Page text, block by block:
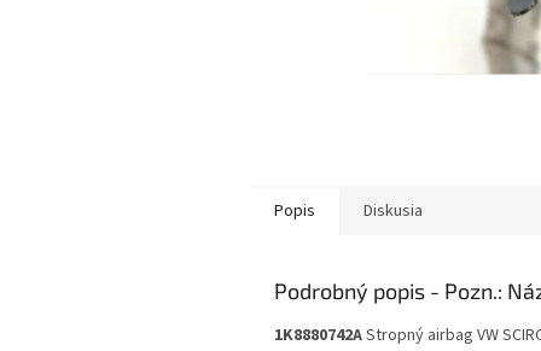
Popis Diskusia
Podrobný popis
1K8880742AStropný airbag VW